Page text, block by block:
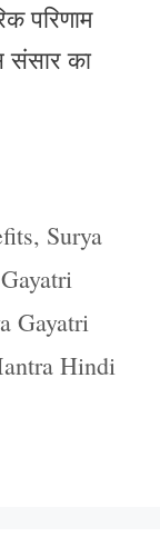
परिणाम
संसार का
, Surya
Gayatri
Hindi